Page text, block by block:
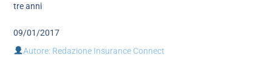
tre anni
09/01/2017
Autore: Redazione Insurance Connect